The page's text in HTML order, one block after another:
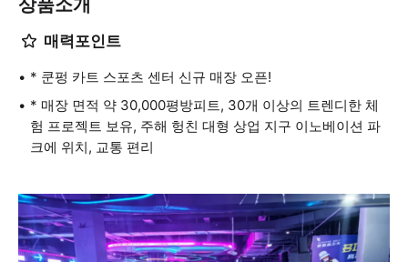
상품소개
매력포인트
* 쿤펑 카트 스포츠 센터 신규 매장 오픈!
* 매장 면적 약 30,000평방피트, 30개 이상의 트렌디한 체
험 프로젝트 보유, 주해 헝친 대형 상업 지구 이노베이션 파
크에 위치, 교통 편리